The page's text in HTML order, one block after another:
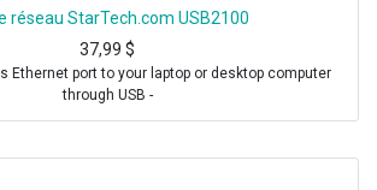
réseau StarTech.com USB2100
37,99 $
Ethernet port to your laptop or desktop computer
through USB -